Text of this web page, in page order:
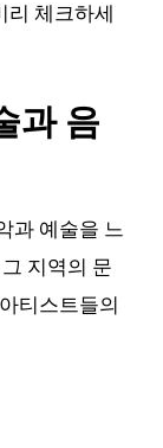
리 체크하세
과 음
과 예술을 느
지역의 문
티스트들의